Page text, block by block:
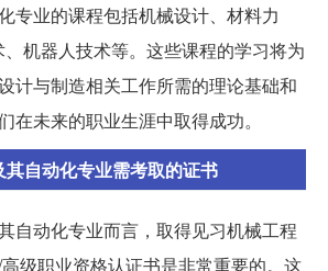
专业的课程包括机械设计、材料力
机器人技术等。这些课程的学习将为
计与制造相关工作所需的理论基础和
在未来的职业生涯中取得成功。
自动化专业需考取的证书
自动化专业而言，取得见习机械工程
级职业资格认证书是非常重要的。这